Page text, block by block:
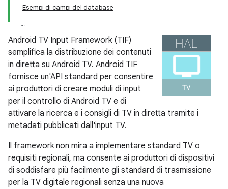
Esempi di campi del database
Android TV Input Framework (TIF)
semplifica la distribuzione dei contenuti
in diretta su Android TV. Android TIF
fornisce un'API standard per consentire
ai produttori di creare moduli di input
per il controllo di Android TV e di
attivare la ricerca e i consigli di TV in diretta tramite i
metadati pubblicati dall'input TV.
Il framework non mira a implementare standard TV o
requisiti regionali, ma consente ai produttori di dispositivi
di soddisfare più facilmente gli standard di trasmissione
per la TV digitale regionali senza una nuova